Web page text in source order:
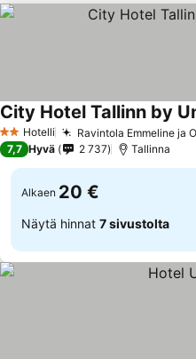
2 Tähtiluokitus
Hotelli Ravintola Emmeline ja
City Hotel Tallinn by
7,7 Hyvä 2 737 Tallinna
Alkaen 20 €
Näytä hinnat 7 sivustolta